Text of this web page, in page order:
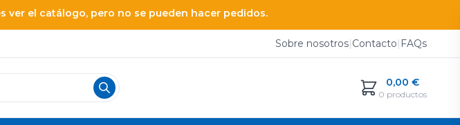
ver el catálogo, pero no se pueden hacer pedidos.
Sobre nosotros|Contacto| FAQs
0,00 €
0 productos